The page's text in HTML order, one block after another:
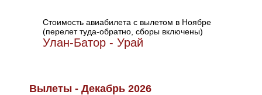
Стоимость авиабилета с вылетом в Ноябре
(перелет туда-обратно, сборы включены)
Улан-Батор - Урай
Вылеты - Декабрь 2026